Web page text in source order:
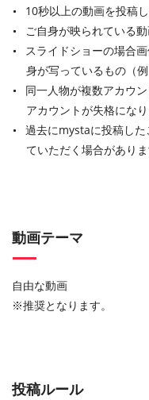
10秒以上の動画を投稿し
ご自身が映られている動
スライドショーの場合
身が写っているもの（
同一人物が複数アカウ
アカウントが失格になり
過去にmystaに投稿し
ていただく場合がありま
動画テーマ
自由な動画
※推奨となります。
投稿ルール